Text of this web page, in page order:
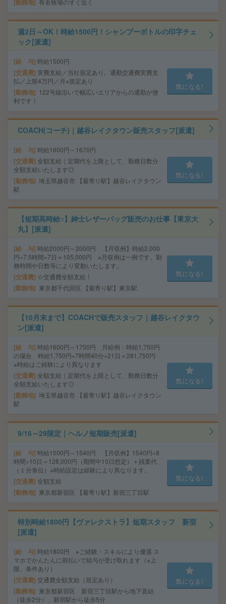
勤務地 有名牧場のすぐ近く
週2日～OK！時給1500円！シャンプーボトルの印字チェ
ック[派遣]
給 与 時給1500円
交通費 実費支給／当社規定あり。通勤交通費実費支
払／上限4万円／月※規定あり
勤務地
122号線沿いで幅広いエリアからの通勤が便
利です！
気になる!
COACH(コーチ)｜越谷レイクタウン販売スタッフ[派遣]
給 与 時給1600円～1670円
交通費 全額支給｜定期代を上限として、勤務日数分
全額支給いたします◎
勤務地 埼玉県越谷市 【最寄り駅】越谷レイクタウン
駅
気になる!
【短期高時給○】紳士レザーバッグ販売のお仕事【東京大
丸】[派遣]
給 与 時給2000円～2000円 【月収例】時給2,000
円×7.5時間×7日＝105,000円 ※月収例は一例です。勤
務時間や日数等により変動いたします。
交通費 ☆交通費全額支給！
勤務地 東京都千代田区 【最寄り駅】東京駅
気になる!
【10月末まで】COACHで販売スタッフ｜越谷レイクタウ
ン[派遣]
給 与 時給1600円～1750円 月給例：時給1,750円
の場合 時給1,750円×7時間40分×21日＝281,750円
※時給はご経験により異なります
交通費 全額支給｜定期代を上限として、勤務日数分
全額支給いたします◎
勤務地 埼玉県越谷市 【最寄り駅】越谷レイクタウン
駅
気になる!
9/16～29限定｜ヘルノ短期販売[派遣]
給 与 時給1500円～1540円 【月収例】1540円×8
時間×10日＝128,000円（期間中10日想定）＋残業代
（１分単位）※時給設定は経験により異なります。
交通費 全額支給
勤務地 東京都新宿区 【最寄り駅】新宿三丁目駅
気になる!
特別時給1800円【ヴァレクストラ】短期スタッフ 新宿
[派遣]
給 与 時給1800円 ※ご経験・スキルにより優遇 ス
マホでかんたんに前払いで給与が受け取れます（※上
限、条件あり）
交通費 交通費全額支給（規定あり）
勤務地
東京都新宿区 新宿三丁目駅から地下直結
（徒歩2分）、新宿駅から徒歩5分
気になる!